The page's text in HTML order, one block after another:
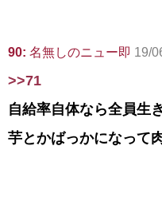
90: 名無しのニュー即 19/
>>71
自給率自体なら全員生
芋とかばっかになって